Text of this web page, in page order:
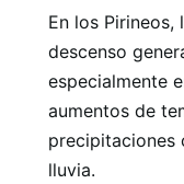
En los
descenso
especialmente
aumentos de
precipitaciones
lluvia.